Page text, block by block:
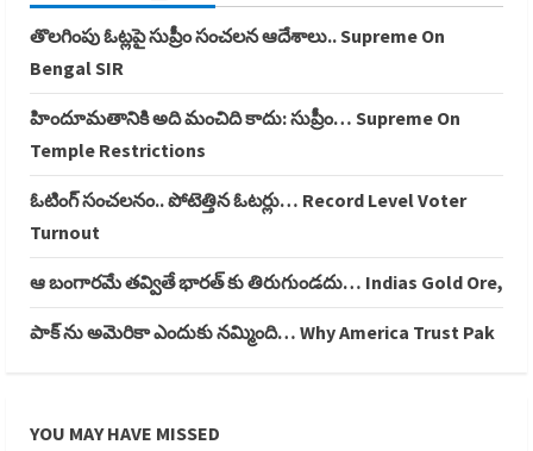
తొలగింపు ఓట్లపై సుప్రీం సంచలన ఆదేశాలు.. Supreme On
Bengal SIR
హిందూమతానికి అది మంచిది కాదు: సుప్రీం… Supreme On
Temple Restrictions
ఓటింగ్ సంచలనం.. పోటెత్తిన ఓటర్లు… Record Level Voter
Turnout
ఆ బంగారమే తవ్వితే భారత్ కు తిరుగుండదు… Indias Gold Ore,
పాక్ ను అమెరికా ఎందుకు నమ్మింది… Why America Trust Pak
YOU MAY HAVE MISSED